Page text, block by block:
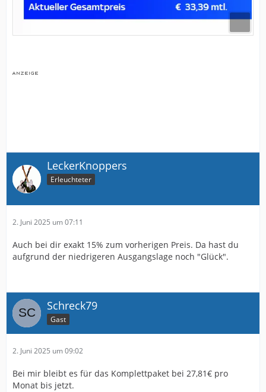
LeckerKnoppers
Erleuchteter
2. Juni 2025 um 07:11
Auch bei dir exakt 15% zum vorherigen Preis. Da hast du
aufgrund der niedrigeren Ausgangslage noch "Glück".
Schreck79
Gast
2. Juni 2025 um 09:02
Bei mir bleibt es für das Komplettpaket bei 27,81€ pro
Monat bis jetzt.